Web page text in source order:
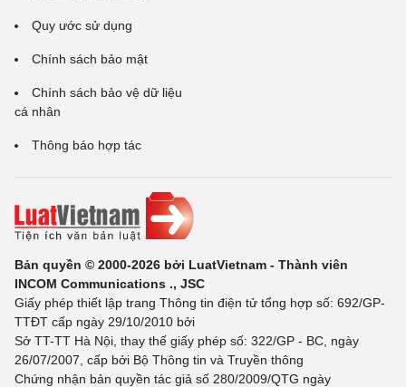
Quy ước sử dụng
Chính sách bảo mật
Chính sách bảo vệ dữ liệu
cá nhân
Thông báo hợp tác
Bản quyền © 2000-2026 bởi LuatVietnam - Thành viên
INCOM Communications ., JSC
Giấy phép thiết lập trang Thông tin điện tử tổng hợp số: 692/GP-
TTĐT cấp ngày 29/10/2010 bởi
Sở TT-TT Hà Nội, thay thế giấy phép số: 322/GP - BC, ngày
26/07/2007, cấp bởi Bộ Thông tin và Truyền thông
Chứng nhận bản quyền tác giả số 280/2009/QTG ngày